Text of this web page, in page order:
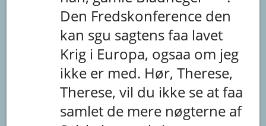
Den Fredskonference den
kan sgu sagtensfaa lavet
Krig i Europa, ogsaa om jeg
ikke er med. Hør,Therese,
Therese,vil du ikke se atfaa
samlet de mere nøgterne af